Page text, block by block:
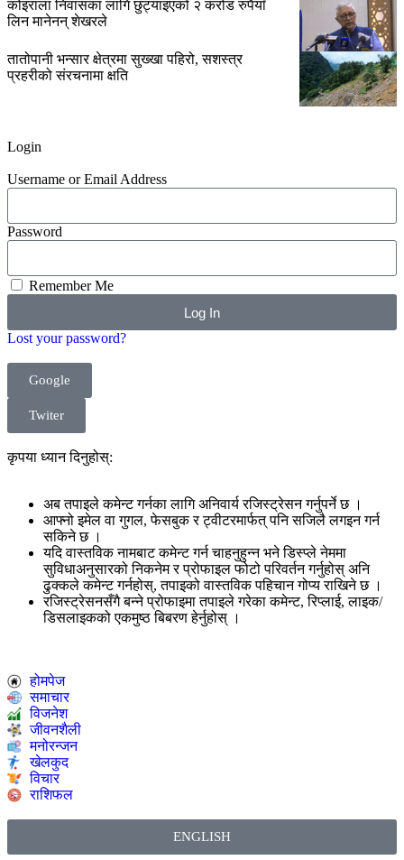
कोइराला निवासका लागि छुट्याइएको २ करोड रुपैयाँ
लिन मानेनन् शेखरले
तातोपानी भन्सार क्षेत्रमा सुख्खा पहिरो, सशस्त्र
प्रहरीको संरचनामा क्षति
Login
Username or Email Address
Password
Remember Me
Log In
Lost your password?
Google
Twiter
कृपया ध्यान दिनुहोस्:
अब तपाइले कमेन्ट गर्नका लागि अनिवार्य रजिस्ट्रेसन गर्नुपर्ने छ ।
आफ्नो इमेल वा गुगल, फेसबुक र ट्वीटरमार्फत् पनि सजिलै लगइन गर्न
सकिने छ ।
यदि वास्तविक नामबाट कमेन्ट गर्न चाहनुहुन्न भने डिस्प्ले नेममा
सुविधाअनुसारको निकनेम र प्रोफाइल फोटो परिवर्तन गर्नुहोस् अनि
ढुक्कले कमेन्ट गर्नहोस्, तपाइको वास्तविक पहिचान गोप्य राखिने छ ।
रजिस्ट्रेसनसँगै बन्ने प्रोफाइमा तपाइले गरेका कमेन्ट, रिप्लाई, लाइक/
डिसलाइकको एकमुष्ठ बिबरण हेर्नुहोस् ।
होमपेज
समाचार
विजनेश
जीवनशैली
मनोरन्जन
खेलकुद
विचार
राशिफल
ENGLISH